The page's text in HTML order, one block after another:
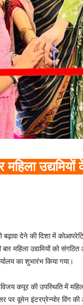
महिला
बढ़ावा देने की दिशा में
महिला उद्यमियों को
का शुभारंभ किया गया।
कपूर की उपस्थिति में
पर वूमेन इंटरप्रेन्योर विंग